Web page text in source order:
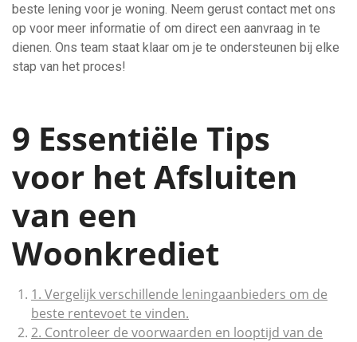
beste lening voor je woning. Neem gerust contact met ons
op voor meer informatie of om direct een aanvraag in te
dienen. Ons team staat klaar om je te ondersteunen bij elke
stap van het proces!
9 Essentiële Tips
voor het Afsluiten
van een
Woonkrediet
1. Vergelijk verschillende leningaanbieders om de
beste rentevoet te vinden.
2. Controleer de voorwaarden en looptijd van de